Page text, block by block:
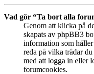
Vad gör “Ta bort alla
Genom att klicka på
skapats av phpBB3
information som
reda på vilka trådar
med att logga in eller
forumcookies.